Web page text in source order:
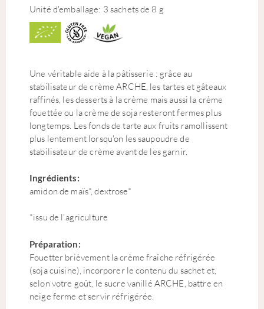
Unité d'emballage: 3 sachets de 8 g
Une véritable aide à la pâtisserie : grâce au
stabilisateur de crème ARCHE, les tartes et gâteaux
raffinés, les desserts à la crème mais aussi la crème
fouettée ou la crème de soja resteront fermes plus
longtemps. Les fonds de tarte aux fruits ramollissent
plus lentement lorsqu'on les saupoudre de
stabilisateur de crème avant de les garnir.
Ingrédients:
amidon de maïs*, dextrose*
*issu de l'agriculture
Préparation:
Fouetter brièvement la crème fraîche réfrigérée
(soja cuisine), incorporer le contenu du sachet et,
selon votre goût, le sucre vanillé ARCHE, battre en
neige ferme et servir réfrigérée.